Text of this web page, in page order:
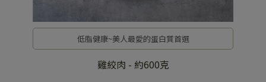
低脂健康~美人最愛的蛋白質首選
雞絞肉 - 約600克